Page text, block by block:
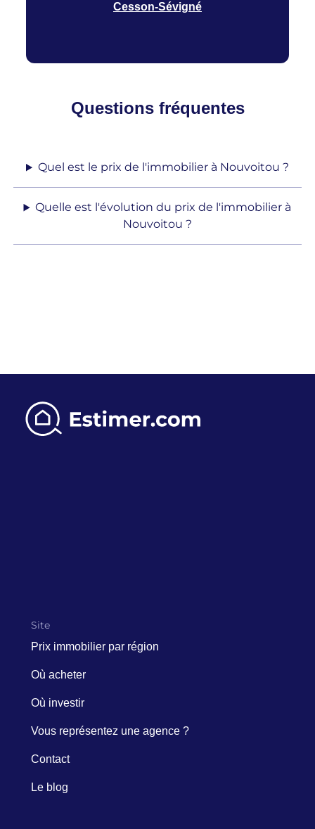
Cesson-Sévigné
Questions fréquentes
Quel est le prix de l'immobilier à Nouvoitou ?
Quelle est l'évolution du prix de l'immobilier à
Nouvoitou ?
Site
Prix immobilier par région
Où acheter
Où investir
Vous représentez une agence ?
Contact
Le blog